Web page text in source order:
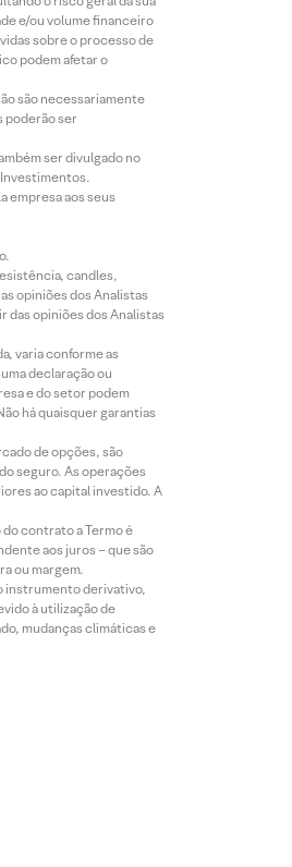
e/ou volume financeiro
sobre o processo de
podem afetar o
são necessariamente
poderão ser
ser divulgado no
empresa aos seus
candles,
opiniões dos Analistas
das opiniões dos Analistas
varia conforme as
declaração ou
e do setor podem
há quaisquer garantias
de opções, são
seguro. As operações
ao capital investido. A
contrato a Termo é
aos juros – que são
ou margem.
instrumento derivativo,
à utilização de
mudanças climáticas e